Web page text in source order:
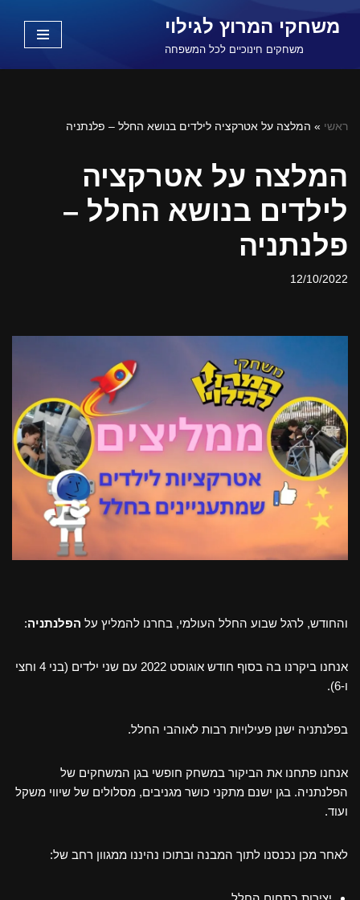
משחקי המרוץ לגילוי
משחקים חינוכיים לכל המשפחה
ראשי » המלצה על אטרקציה לילדים בנושא החלל – פלנתניה
המלצה על אטרקציה
לילדים בנושא החלל –
פלנתניה
12/10/2022
והחודש, לרגל שבוע החלל העולמי, בחרנו להמליץ על הפלנתניה:
אנחנו ביקרנו בה בסוף חודש אוגוסט 2022 עם שני ילדים (בני 4 וחצי
ו-6).
בפלנתניה ישנן פעילויות רבות לאוהבי החלל.
אנחנו פתחנו את הביקור במשחק חופשי בגן המשחקים של
הפלנתניה. בגן ישנם מתקני כושר מגניבים, מסלולים של שיווי משקל
ועוד.
לאחר מכן נכנסנו לתוך המבנה ובתוכו נהיננו ממגוון רחב של: